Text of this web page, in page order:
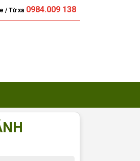
/ Từ xa 0984.009 138